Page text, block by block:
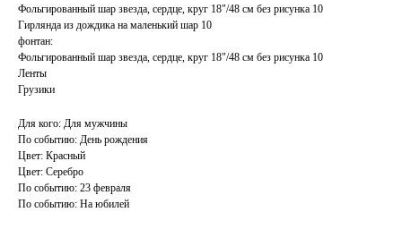
Фольгированный шар звезда, сердце, круг 18"/48 см без рисунка 10
Гирлянда из дождика на маленький шар 10
фонтан:
Фольгированный шар звезда, сердце, круг 18"/48 см без рисунка 10
Ленты
Грузики
Для кого: Для мужчины
По событию: День рождения
Цвет: Красный
Цвет: Серебро
По событию: 23 февраля
По событию: На юбилей